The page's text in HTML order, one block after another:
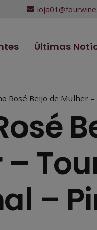
Últimas
Rosé Beijo de Mulher
–
–